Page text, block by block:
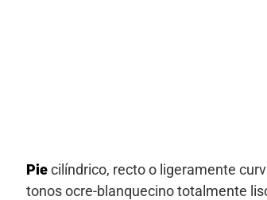
Piecilíndrico, recto o ligeramente
tonos ocre-blanquecino totalmente